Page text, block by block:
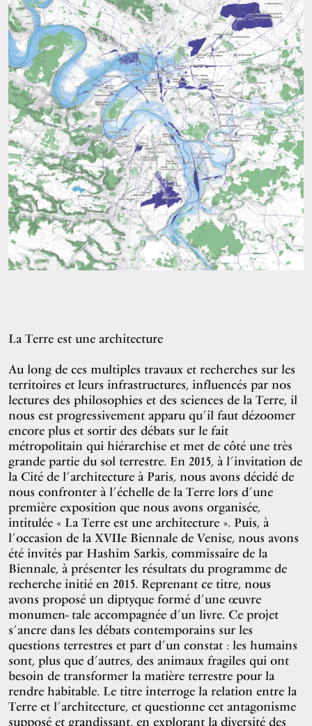
La Terre est une architecture
Au long de ces multiples travaux et recherches sur les
territoires et leurs infrastructures, influencés par nos
lectures des philosophies et des sciences de la Terre, il
nous est progressivement apparu qu’il faut dézoomer
encore plus et sortir des débats sur le fait
métropolitain qui hiérarchise et met de côté une très
grande partie du sol terrestre. En 2015, à l’invitation de
la Cité de l’architecture à Paris, nous avons décidé de
nous confronter à l’échelle de la Terre lors d’une
première exposition que nous avons organisée,
intitulée « La Terre est une architecture ». Puis, à
l’occasion de la XVIIe Biennale de Venise, nous avons
été invités par Hashim Sarkis, commissaire de la
Biennale, à présenter les résultats du programme de
recherche initié en 2015. Reprenant ce titre, nous
avons proposé un diptyque formé d’une œuvre
monumen- tale accompagnée d’un livre. Ce projet
s’ancre dans les débats contemporains sur les
questions terrestres et part d’un constat : les humains
sont, plus que d’autres, des animaux fragiles qui ont
besoin de transformer la matière terrestre pour la
rendre habitable. Le titre interroge la relation entre la
Terre et l’architecture, et questionne cet antagonisme
supposé et grandissant, en explorant la diversité des